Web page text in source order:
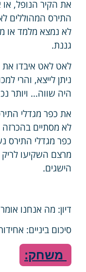
את הקיר הנופל, או
התירס המהוללים
לא נמצא מלמד או
גננת.
לאט לאט איבדו את
ניתן לייצא, והרי
היה שווה… ויותר
את כפר מגדלי
לא מסתיים
כפר מגדלי התירס
מרצם השקיעו לריק
הישגים.
דיון: מה אנחנו
סיכום ביניים:
משחק: